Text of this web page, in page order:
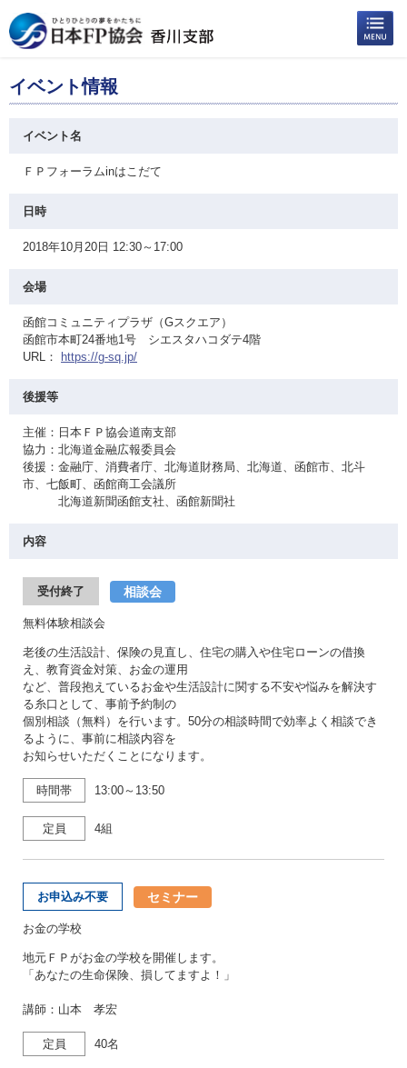
イベント情報
イベント名
ＦＰフォーラムinはこだて
日時
2018年10月20日 12:30～17:00
会場
函館コミュニティプラザ（Gスクエア）
函館市本町24番地1号 シエスタハコダテ4階
URL：
https://g-sq.jp/
後援等
主催：日本ＦＰ協会道南支部
協力：北海道金融広報委員会
後援：金融庁、消費者庁、北海道財務局、北海道、函館市、北斗
市、七飯町、函館商工会議所
北海道新聞函館支社、函館新聞社
内容
受付終了 相談会
無料体験相談会
老後の生活設計、保険の見直し、住宅の購入や住宅ローンの借換
え、教育資金対策、お金の運用
など、普段抱えているお金や生活設計に関する不安や悩みを解決す
る糸口として、事前予約制の
個別相談（無料）を行います。50分の相談時間で効率よく相談でき
るように、事前に相談内容を
お知らせいただくことになります。
時間帯 13:00～13:50
定員 4組
お申込み不要 セミナー
お金の学校
地元ＦＰがお金の学校を開催します。
「あなたの生命保険、損してますよ！」
講師：山本 孝宏
定員 40名